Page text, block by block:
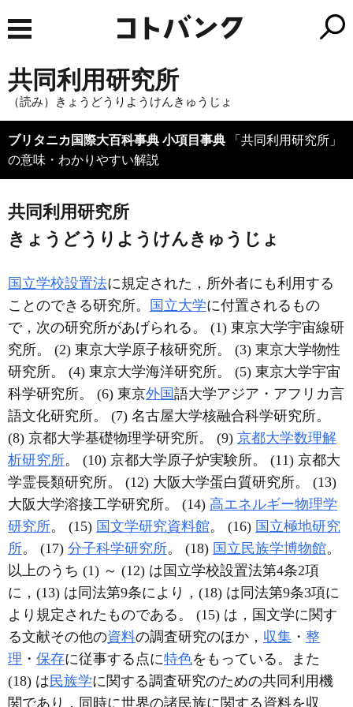
共同利用研究所
（読み）きょうどうりようけんきゅうじょ
ブリタニカ国際大百科事典 小項目事典 「共同利用研究所」
の意味・わかりやすい解説
共同利用研究所
きょうどうりようけんきゅうじょ
国立学校設置法に規定された，所外者にも利用する
ことのできる研究所。
国立大学に付置されるもの
で，次の研究所があげられる。 (1) 東京大学宇宙線研
究所。 (2) 東京大学原子核研究所。 (3) 東京大学物性
研究所。 (4) 東京大学海洋研究所。 (5) 東京大学宇宙
科学研究所。 (6) 東京外国語大学アジア・アフリカ言
語文化研究所。 (7) 名古屋大学核融合科学研究所。
(8) 京都大学基礎物理学研究所。 (9) 京都大学数理解
析研究所。 (10) 京都大学原子炉実験所。 (11) 京都大
学霊長類研究所。 (12) 大阪大学蛋白質研究所。 (13)
大阪大学溶接工学研究所。 (14) 高エネルギー物理学
研究所。 (15) 国文学研究資料館。 (16) 国立極地研究
所。 (17) 分子科学研究所。 (18) 国立民族学博物館。
以上のうち (1) ～ (12) は国立学校設置法第4条2項
に，(13) は同法第9条により，(18) は同法第9条3項に
より規定されたものである。 (15) は，国文学に関す
る文献その他の資料の調査研究のほか， 収集 ・ 整
理 ・ 保存に従事する点に特色をもっている。また
(18) は民族学に関する調査研究のための共同利用機
関であり，同時に世界の諸民族に関する資料を収